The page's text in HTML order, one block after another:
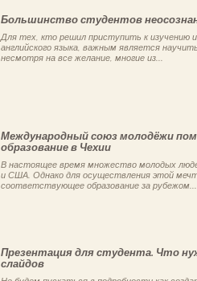
Большинство студентов
Для тех, кто решил приступить к изучению
английского языка, важным является
несмотря на все желание, многие из...
Международный союз молодёжи
образование в Чехии
В настоящее время множество молодых
и США. Однако для осуществления этой
соответствующее образование за
Презентация для студента. Что
слайдов